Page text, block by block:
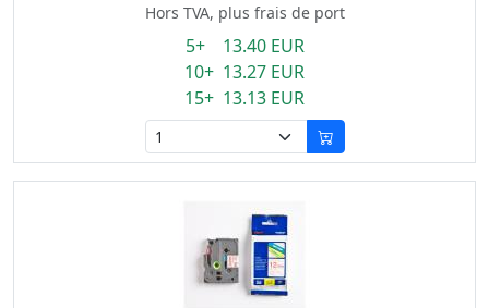
Hors TVA, plus frais de port
5+ 13.40 EUR
10+ 13.27 EUR
15+ 13.13 EUR